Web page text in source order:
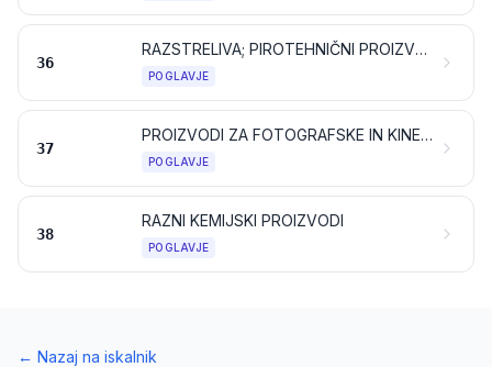
36
RAZSTRELIVA; PIROTEHNIČNI PROIZVODI; VŽIGALICE; PIROFORNE ZLITINE; NEKATERI VNETLJIVI PREPARATI
POGLAVJE
37
PROIZVODI ZA FOTOGRAFSKE IN KINEMATOGRAFSKE NAMENE
POGLAVJE
38
RAZNI KEMIJSKI PROIZVODI
POGLAVJE
← Nazaj na iskalnik